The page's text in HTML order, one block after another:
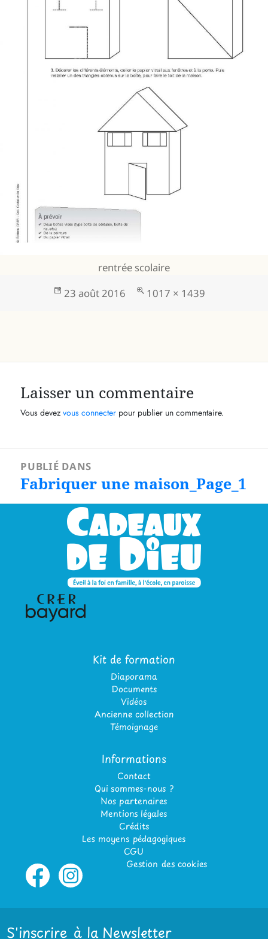
rentrée scolaire
Publié
23 août 2016
Taille
1017 × 1439
Laisser un commentaire
Vous devezvous connecter pour publier un commentaire.
Navigation
l’article
PUBLIÉ DANS
Fabriquer une maison_Page_1
Kit de formation
Diaporama
Documents
Vidéos
Ancienne collection
Témoignage
Informations
Contact
Qui sommes-nous ?
Nos partenaires
Mentions légales
Crédits
Les moyens pédagogiques
CGU
Gestion des cookies
S'inscrire à la Newsletter